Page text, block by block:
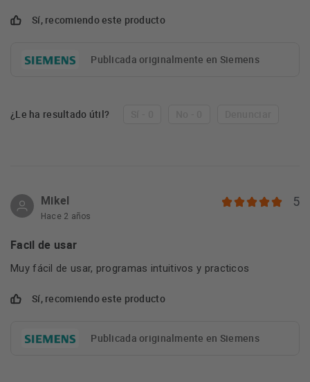
Sí, recomiendo este producto
Publicada originalmente en Siemens
¿Le ha resultado útil?
Mikel
Hace 2 años
5
Facil de usar
Muy fácil de usar, programas intuitivos y practicos
Sí, recomiendo este producto
Publicada originalmente en Siemens